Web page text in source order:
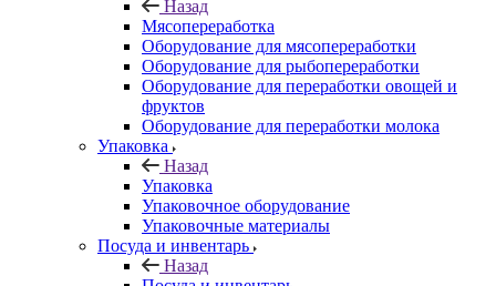
Назад
Мясопереработка
Оборудование для мясопереработки
Оборудование для рыбопереработки
Оборудование для переработки овощей и
фруктов
Оборудование для переработки молока
Упаковка
Назад
Упаковка
Упаковочное оборудование
Упаковочные материалы
Посуда и инвентарь
Назад